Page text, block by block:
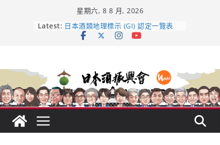
星期六, 8 8 月, 2026
Latest:
龜之井酒造：口說上手 – 山形純米大
吟釀的堅持與傳承 ～ くどき上手
日本酒類地理標示 (GI) 認定一覽表
響 𝟭𝟮 年 復活了!
【酒業商戰】130年老酒藏殺入股票
市場！梅乃宿上市背後的密碼